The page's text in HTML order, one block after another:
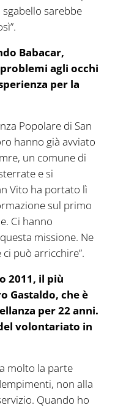
sarebbe
Babacar,
agli occhi
per la
Popolare di San
hanno già avviato
un comune di
e si
Vito ha portato lì
sul primo
Ci hanno
missione. Ne
ci può arricchire”.
2011, il più
Gastaldo, che è
per 22 anni.
volontariato in
molto la parte
non alla
Quando ho